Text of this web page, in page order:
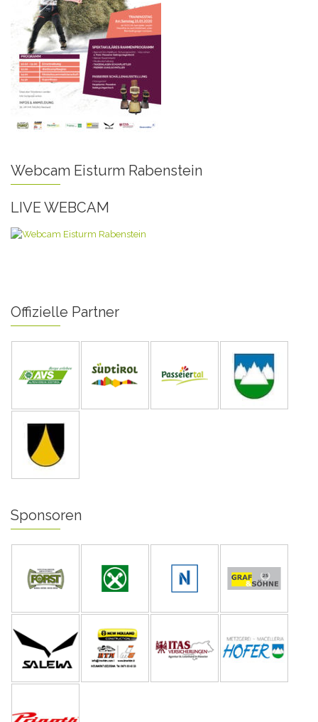
Webcam Eisturm Rabenstein
LIVE WEBCAM
Offizielle Partner
Sponsoren